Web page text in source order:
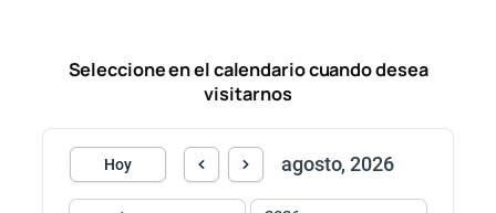
Seleccione en el calendario cuando desea
visitarnos
Hoy agosto, 2026